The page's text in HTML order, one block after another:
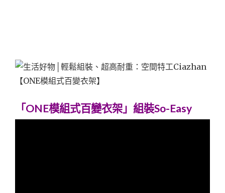
「ONE模組式百變衣架」組裝So-Easy